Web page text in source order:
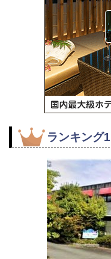
ランキング